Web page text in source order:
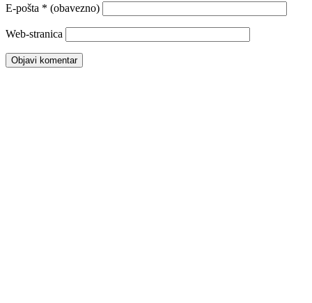
E-pošta * (obavezno)
Web-stranica